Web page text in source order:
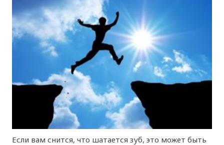
Если вам снится, что шатается зуб, это может быть